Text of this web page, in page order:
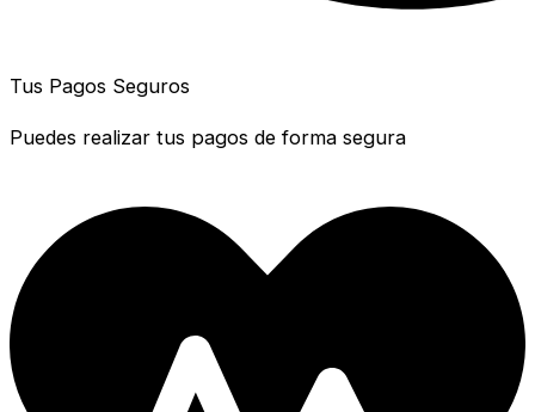
Tus Pagos Seguros
Puedes realizar tus pagos de forma segura